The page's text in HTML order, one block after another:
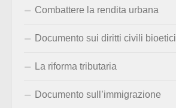
Combattere la rendita urbana
Documento sui diritti civili bioetici
La riforma tributaria
Documento sull’immigrazione